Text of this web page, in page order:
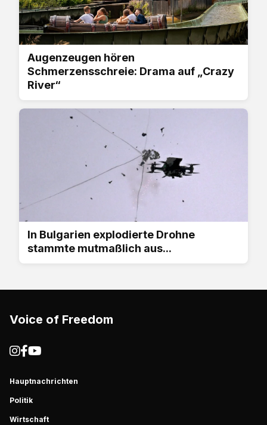
Augenzeugen hören
Schmerzensschreie: Drama auf „Crazy
River“
In Bulgarien explodierte Drohne
stammte mutmaßlich aus...
Voice of Freedom
Hauptnachrichten
Politik
Wirtschaft